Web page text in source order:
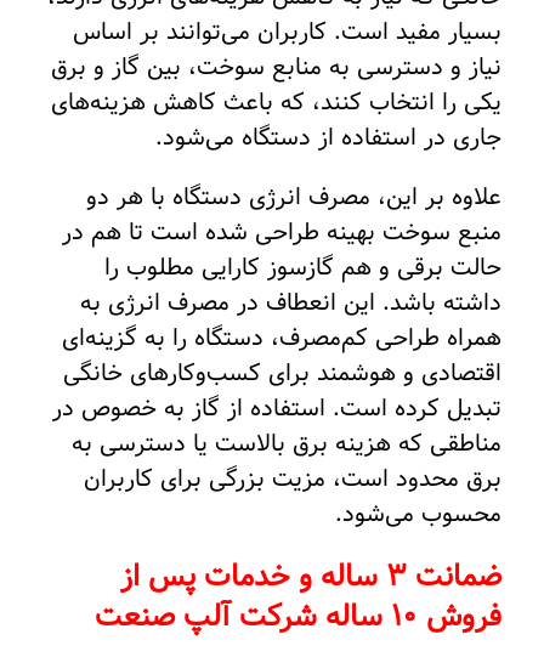
بسیار مفید است. کاربران می‌توانند بر اساس
نیاز و دسترسی به منابع سوخت، بین گاز و برق
یکی را انتخاب کنند، که باعث کاهش هزینه‌های
جاری در استفاده از دستگاه می‌شود.
علاوه بر این، مصرف انرژی دستگاه با هر دو
منبع سوخت بهینه طراحی شده است تا هم در
حالت برقی و هم گازسوز کارایی مطلوب را
داشته باشد. این انعطاف در مصرف انرژی به
همراه طراحی کم‌مصرف، دستگاه را به گزینه‌ای
اقتصادی و هوشمند برای کسب‌وکارهای خانگی
تبدیل کرده است. استفاده از گاز به خصوص در
مناطقی که هزینه برق بالاست یا دسترسی به
برق محدود است، مزیت بزرگی برای کاربران
محسوب می‌شود.
ضمانت 3 ساله و خدمات پس از
فروش 10 ساله شرکت آلپ صنعت